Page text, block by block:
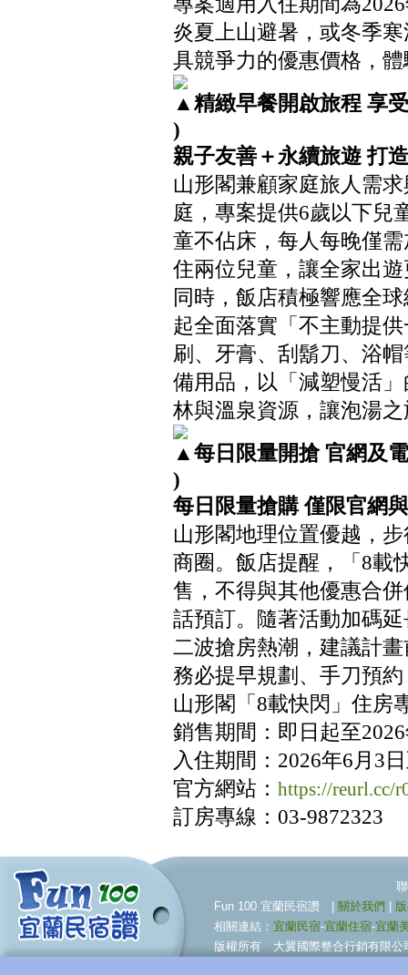
炎夏上山避暑，或冬季
具競爭力的優惠價格，
▲精緻早餐開啟旅程 享
)
親子友善＋永續旅遊 打
山形閣兼顧家庭旅人需
庭，專案提供6歲以下兒
童不佔床，每人每晚僅
住兩位兒童，讓全家出
同時，飯店積極響應全
起全面落實「不主動提
刷、牙膏、刮鬍刀、浴
備用品，以「減塑慢活
林與溫泉資源，讓泡湯
▲每日限量開搶 官網及
)
每日限量搶購 僅限官網
山形閣地理位置優越，
商圈。飯店提醒，「8載
售，不得與其他優惠合
話預訂。隨著活動加碼
二波搶房熱潮，建議計
務必提早規劃、手刀預約
山形閣「8載快閃」住房
銷售期間：即日起至
入住期間：2026年6月3
官方網站： https://reurl.cc/
訂房專線：03-9872323
聯合行銷服務伙
Fun 100 宜蘭民宿讚 | 關於我們
相關連結： 宜蘭民宿-宜蘭住宿-宜蘭
版權所有 大翼國際整合行銷有限公